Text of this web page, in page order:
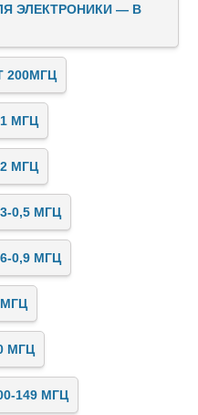
ЭЛЕКТРОНИКИ — В
200МГЦ
МГЦ
МГЦ
0,5 МГЦ
0,9 МГЦ
МГЦ
149 МГЦ